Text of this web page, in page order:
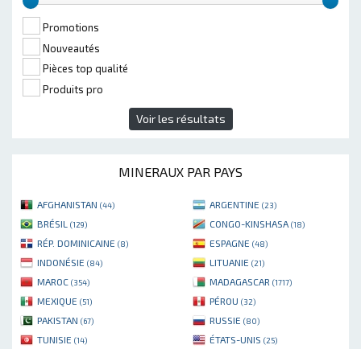
Promotions
Nouveautés
Pièces top qualité
Produits pro
Voir les résultats
MINERAUX PAR PAYS
AFGHANISTAN (44) ARGENTINE (23)
BRÉSIL (129) CONGO-KINSHASA (18)
RÉP. DOMINICAINE (8) ESPAGNE (48)
INDONÉSIE (84) LITUANIE (21)
MAROC (354) MADAGASCAR (1717)
MEXIQUE (51) PÉROU (32)
PAKISTAN (67) RUSSIE (80)
TUNISIE (14) ÉTATS-UNIS (25)